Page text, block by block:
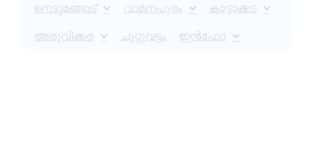
നെടുമങ്ങാട് വാമനപുരം കാട്ടാക്കട
അരുവിക്കര ചുറ്റുവട്ടം ഇൻഫോ